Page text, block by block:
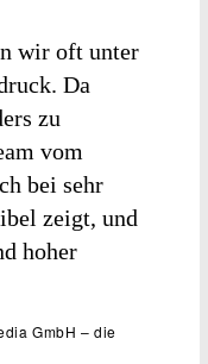
wir oft unter
Da
zu
vom
bei sehr
zeigt, und
hoher
GmbH – die